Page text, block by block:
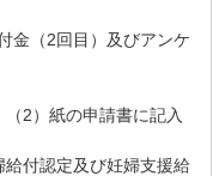
金（2回目）及びアンケ
2）紙の申請書に記入
付認定及び妊婦支援給